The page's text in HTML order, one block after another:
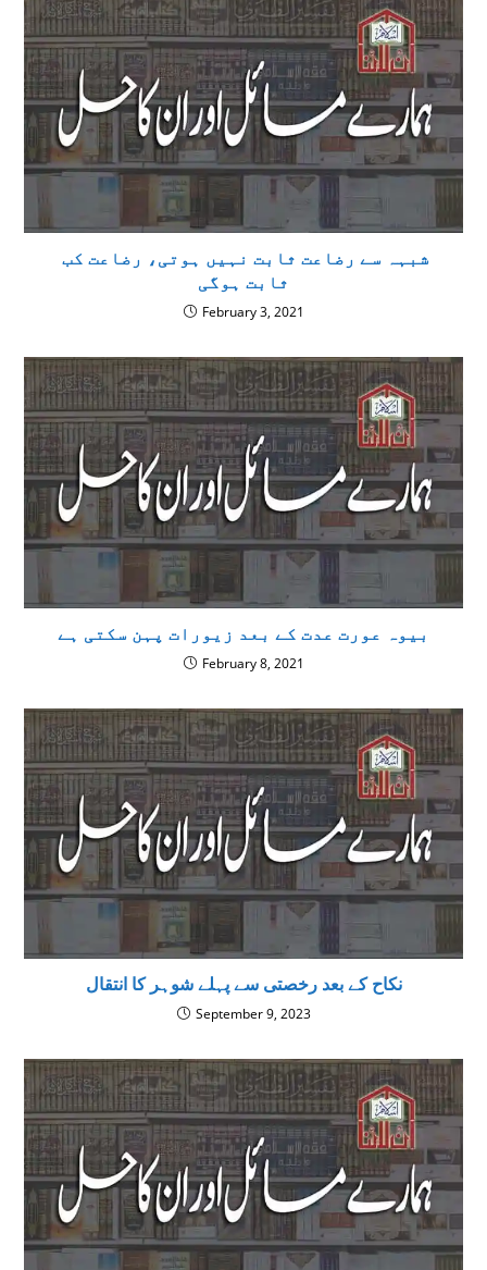
ثابت ہوگی
February 3, 2021
بیوہ عورت عدت کے بعد زیورات پہن سکتی ہے
February 8, 2021
نکاح کے بعد رخصتی سے پہلے شوہر کا انتقال
September 9, 2023